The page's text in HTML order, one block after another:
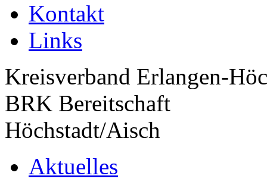
Kontakt
Links
Kreisverband Erlangen-
BRK Bereitschaft
Höchstadt/Aisch
Aktuelles